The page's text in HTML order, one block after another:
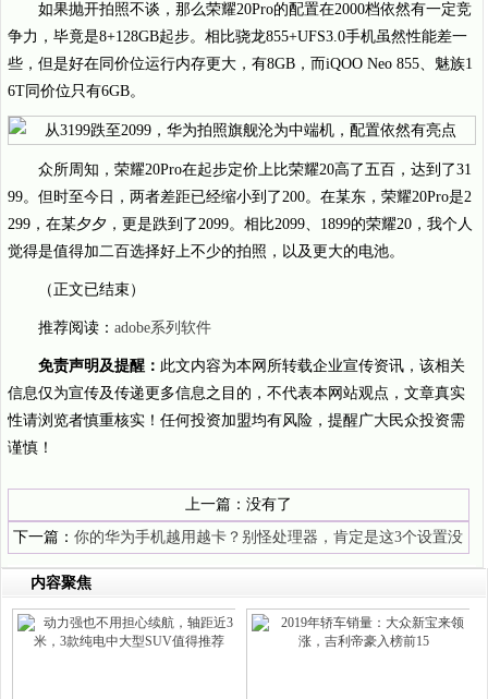
如果抛开拍照不谈，那么荣耀20Pro的配置在2000档依然有一定竞
争力，毕竟是8+128GB起步。相比骁龙855+UFS3.0手机虽然性能差一
些，但是好在同价位运行内存更大，有8GB，而iQOO Neo 855、魅族1
6T同价位只有6GB。
众所周知，荣耀20Pro在起步定价上比荣耀20高了五百，达到了31
99。但时至今日，两者差距已经缩小到了200。在某东，荣耀20Pro是2
299，在某夕夕，更是跌到了2099。相比2099、1899的荣耀20，我个人
觉得是值得加二百选择好上不少的拍照，以及更大的电池。
（正文已结束）
推荐阅读： adobe系列软件
免责声明及提醒： 此文内容为本网所转载企业宣传资讯，该相关
信息仅为宣传及传递更多信息之目的，不代表本网站观点，文章真实
性请浏览者慎重核实！任何投资加盟均有风险，提醒广大民众投资需
谨慎！
上一篇：没有了
下一篇：你的华为手机越用越卡？别怪处理器，肯定是这3个设置没
调整好
内容聚焦